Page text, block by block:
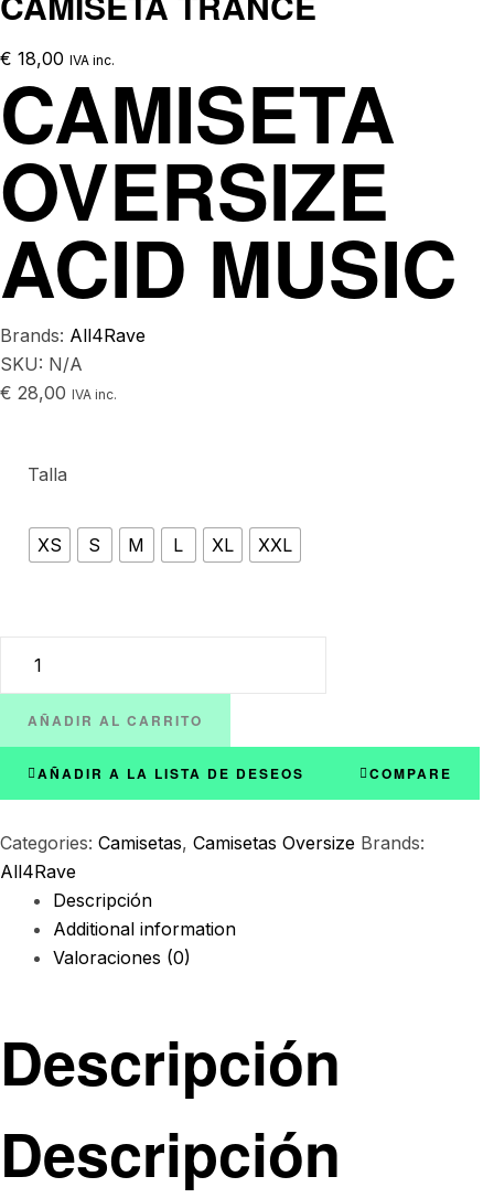
€ 18,00 IVA inc.
CAMISETA
OVERSIZE
ACID MUSIC
Brands: All4Rave
SKU: N/A
€ 28,00 IVA inc.
Talla
XS S M L XL XXL
AÑADIR AL CARRITO
AÑADIR A LA LISTA DE DESEOS COMPARE
Categories: Camisetas, Camisetas Oversize Brands:
All4Rave
Descripción
Additional information
Valoraciones (0)
Descripción
Descripción